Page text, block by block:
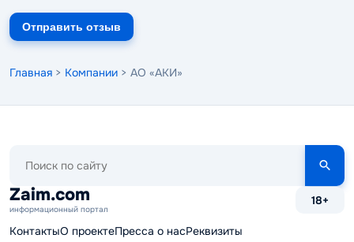
Отправить отзыв
Главная > Компании > АО «АКИ»
сайту
Zaim.com
информационный портал
18+
КонтактыО проектеПресса о насРеквизиты